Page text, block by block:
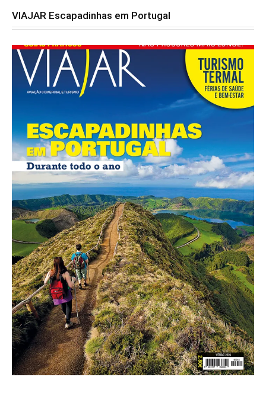
VIAJAR Escapadinhas em Portugal